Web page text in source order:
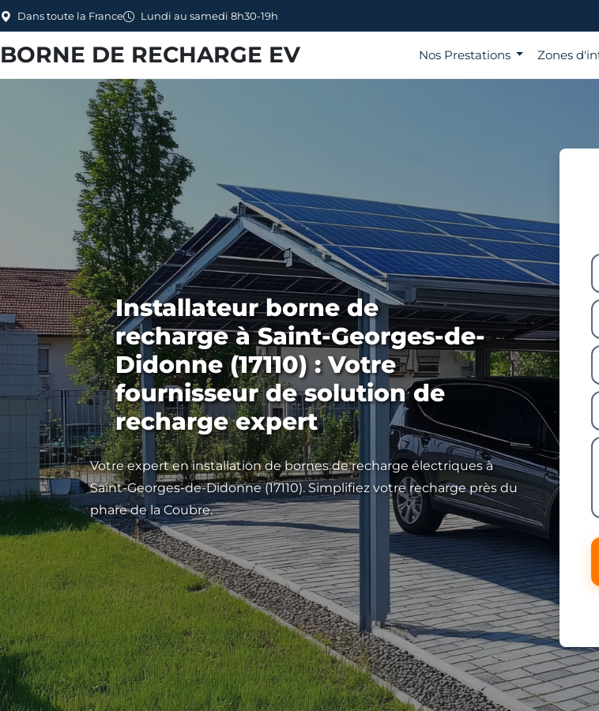
Dans toute la France Lundi au samedi 8h30-19h
BORNE DE RECHARGE EV Nos Prestations Zones
Installateur borne de
recharge à Saint-Georges-de-
Didonne (17110) : Votre
fournisseur de solution de
recharge expert
Votre expert en installation de bornes de recharge électriques à
Saint-Georges-de-Didonne (17110). Simplifiez votre recharge près du
phare de la Coubre.